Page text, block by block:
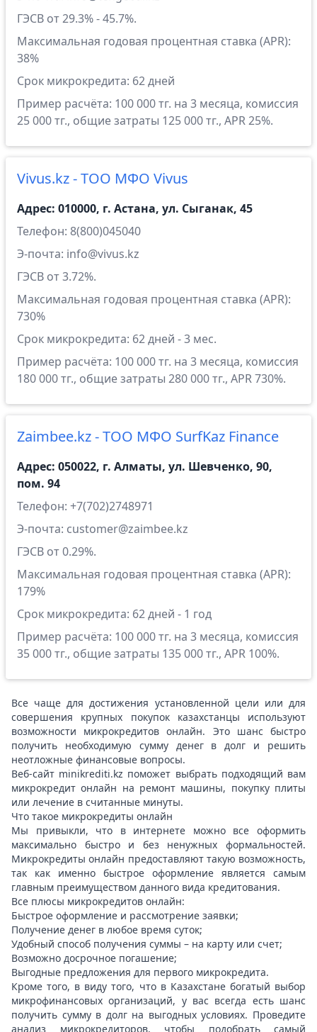
ГЭСВ от 29.3% - 45.7%.
Максимальная годовая процентная ставка (APR):
38%
Срок микрокредита: 62 дней
Пример расчёта: 100 000 тг. на 3 месяца, комиссия
25 000 тг., общие затраты 125 000 тг., APR 25%.
Vivus.kz - ТОО МФО Vivus
Адрес: 010000, г. Астана, ул. Сыганак, 45
Телефон: 8(800)045040
Э-почта: info@vivus.kz
ГЭСВ от 3.72%.
Максимальная годовая процентная ставка (APR):
730%
Срок микрокредита: 62 дней - 3 мес.
Пример расчёта: 100 000 тг. на 3 месяца, комиссия
180 000 тг., общие затраты 280 000 тг., APR 730%.
Zaimbee.kz - ТОО МФО SurfKaz Finance
Адрес: 050022, г. Алматы, ул. Шевченко, 90,
пом. 94
Телефон: +7(702)2748971
Э-почта: customer@zaimbee.kz
ГЭСВ от 0.29%.
Максимальная годовая процентная ставка (APR):
179%
Срок микрокредита: 62 дней - 1 год
Пример расчёта: 100 000 тг. на 3 месяца, комиссия
35 000 тг., общие затраты 135 000 тг., APR 100%.
Все чаще для достижения установленной цели или для
совершения крупных покупок казахстанцы используют
возможности микрокредитов онлайн. Это шанс быстро
получить необходимую сумму денег в долг и решить
неотложные финансовые вопросы.
Веб-сайт minikrediti.kz поможет выбрать подходящий вам
микрокредит онлайн на ремонт машины, покупку плиты
или лечение в считанные минуты.
Что такое микрокредиты онлайн
Мы привыкли, что в интернете можно все оформить
максимально быстро и без ненужных формальностей.
Микрокредиты онлайн предоставляют такую возможность,
так как именно быстрое оформление является самым
главным преимуществом данного вида кредитования.
Все плюсы микрокредитов онлайн:
Быстрое оформление и рассмотрение заявки;
Получение денег в любое время суток;
Удобный способ получения суммы – на карту или счет;
Возможно досрочное погашение;
Выгодные предложения для первого микрокредита.
Кроме того, в виду того, что в Казахстане богатый выбор
микрофинансовых организаций, у вас всегда есть шанс
получить сумму в долг на выгодных условиях. Проведите
анализ микрокредиторов, чтобы подобрать самый